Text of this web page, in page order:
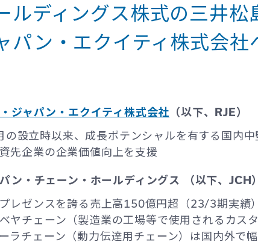
アドバイザリー
ビス
ー
ーバル）
China
Dubai
Singapore
Italy
ルディングス株式の三井松
パン・エクイティ株式会社
ジャパン・エクイティ株式会社 （以下、RJE）
設立時以来、成長ポテンシャルを有する国内
先企業の企業価値向上を支援
ン・チェーン・ホールディングス （以下、JCH）
レゼンスを誇る売上高150億円超（23/3期実績
ヤチェーン（製造業の工場等で使用されるカス
ラチェーン（動力伝達用チェーン）は国内外で